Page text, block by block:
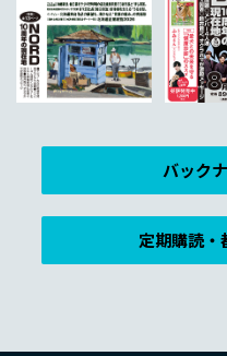
バック
定期購読・